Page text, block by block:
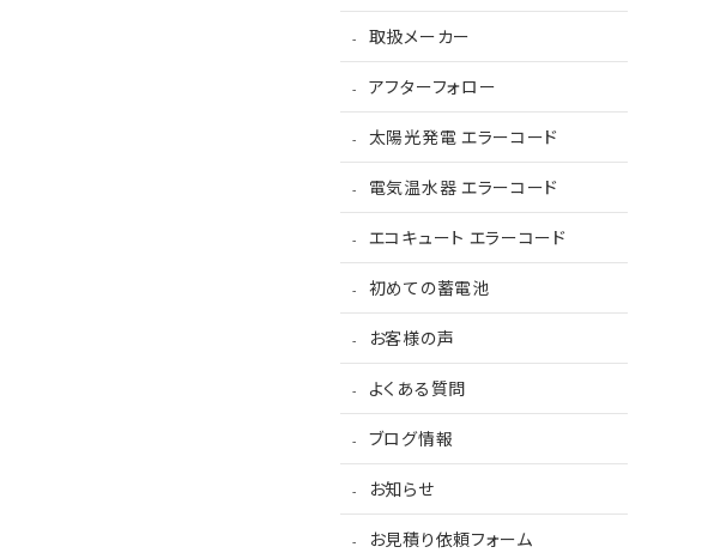
取扱メーカー
アフターフォロー
太陽光発電 エラーコード
電気温水器 エラーコード
エコキュート エラーコード
初めての蓄電池
お客様の声
よくある質問
ブログ情報
お知らせ
お見積り依頼フォーム